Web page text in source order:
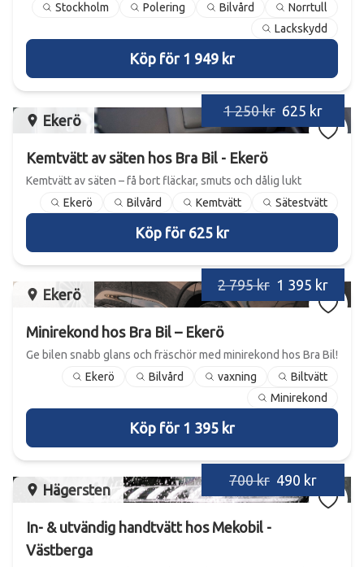
Stockholm
Polering Bilvård
Norrtull
Lackskydd
Köp för 1 949 kr
Ekerö
1 250 kr 625 kr
Kemtvätt av säten hos Bra Bil - Ekerö
Kemtvätt av säten – få bort fläckar, smuts och dålig lukt
Ekerö
Bilvård Kemtvätt Sätestvätt
Köp för 625 kr
Ekerö
2 795 kr 1 395 kr
Minirekond hos Bra Bil – Ekerö
Ge bilen snabb glans och fräschör med minirekond hos Bra Bil!
Ekerö
Bilvård vaxning
Biltvätt
Minirekond
Köp för 1 395 kr
Hägersten
700 kr 490 kr
In- & utvändig handtvätt hos Mekobil -
Västberga